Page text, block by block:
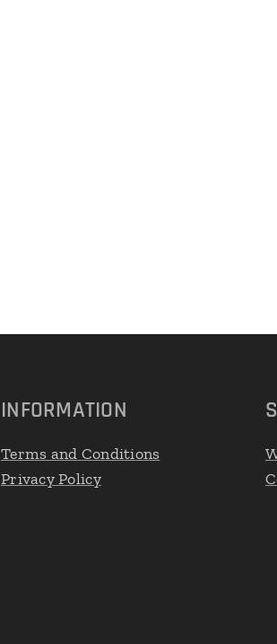
INFORMATION
Terms and Conditions
Privacy Policy